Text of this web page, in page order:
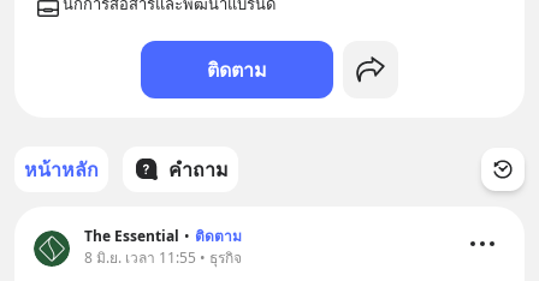
ติดตาม
หน้าหลัก คำถาม
The Essential • ติดตาม
8 มิ.ย. เวลา 11:55 • ธุรกิจ